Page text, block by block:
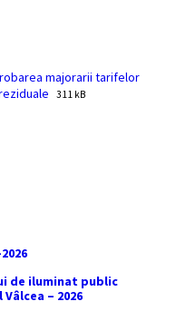
majorarii tarifelor
File
File
311 kB
de iluminat public
– 2026